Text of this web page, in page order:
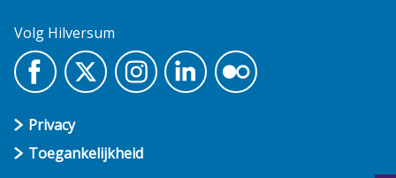
Volg Hilversum
Privacy
Toegankelijkheid